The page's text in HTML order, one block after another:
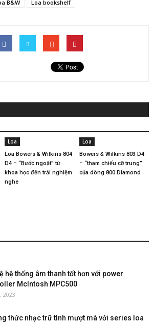
B&W Loa bookshelf
Loa
Loa Bowers & Wilkins 804
D4 – “Bước ngoặt” từ
khoa học đến trải nghiệm
nghe
Loa
Bowers & Wilkins 803 D4
– “tham chiếu cỡ trung”
của dòng 800 Diamond
nghe nhạc, xem phim
hệ thống âm thanh tốt hơn với power
McIntosh MPC500
2023
thức nhạc trữ tình mượt mà với series loa